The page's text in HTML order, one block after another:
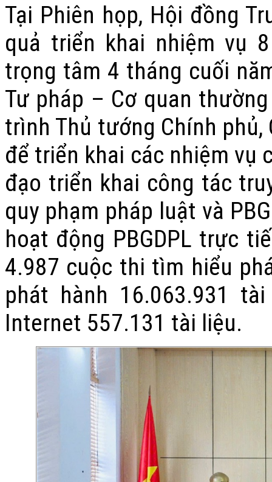
Tại Phiên họp, Hội đồng
quả triển khai nhiệm vụ
trọng tâm 4 tháng cuối
Tư pháp – Cơ quan
trình Thủ tướng Chính
để triển khai các nhiệm vụ
đạo triển khai công tác
quy phạm pháp luật và
hoạt động PBGDPL trực
4.987 cuộc thi tìm hiểu
phát hành 16.063.931
Internet 557.131 tài liệu.